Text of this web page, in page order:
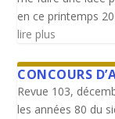
en ce printemps
lire plus
CONCOURS
Revue 103,
les années 80 du